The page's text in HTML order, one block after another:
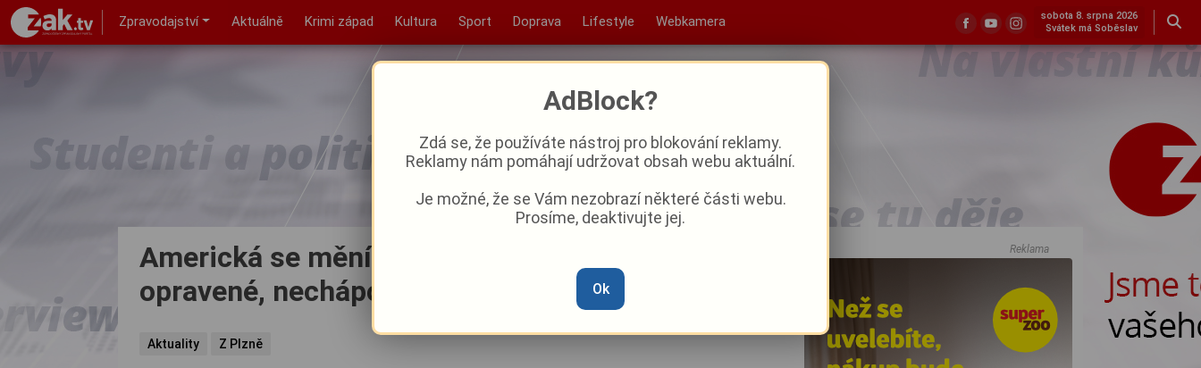
Zpravodajství Aktuálně Krimi západ Kultura Sport Doprava Lifestyle Webkamera
sobota 8. srpna 2026
Svátek má Soběslav
Americká se mění v staveniště. Opravujete
opravené, nechápou někteří Plzeňané
Aktuality Z Plzně
Reklama
AdBlock?
Zdá se, že používáte nástroj pro blokování reklamy.
Reklamy nám pomáhají udržovat obsah webu aktuální.
Je možné, že se Vám nezobrazí některé části webu.
Prosíme, deaktivujte jej.
Ok